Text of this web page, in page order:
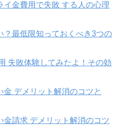
イ金費用で失敗 する人の心理
最低限知っておくべき3つの
失敗体験してみたよ！その効
デメリット解消のコツと
金請求 デメリット解消のコツ